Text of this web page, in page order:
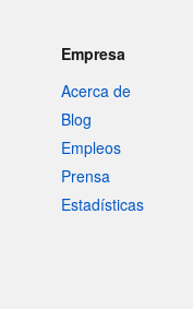
Empresa
Acerca de
Blog
Empleos
Prensa
Estadísticas